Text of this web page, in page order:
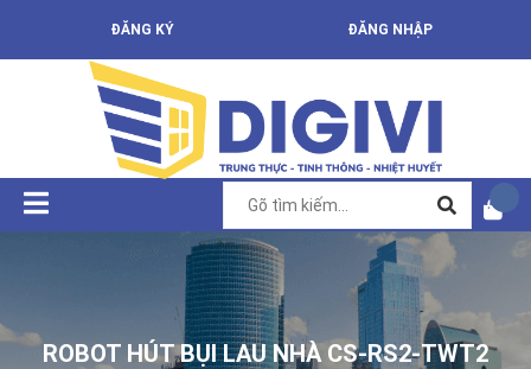
ĐĂNG KÝ ĐĂNG NHẬP
ROBOT HÚT BỤI LAU NHÀ CS-RS2-TWT2